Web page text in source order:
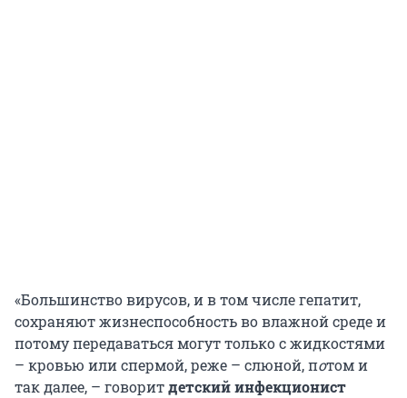
«Большинство вирусов, и в том числе гепатит,
сохраняют жизнеспособность во влажной среде и
потому передаваться могут только с жидкостями
– кровью или спермой, реже – слюной, потом и
так далее, – говоритдетский инфекционист